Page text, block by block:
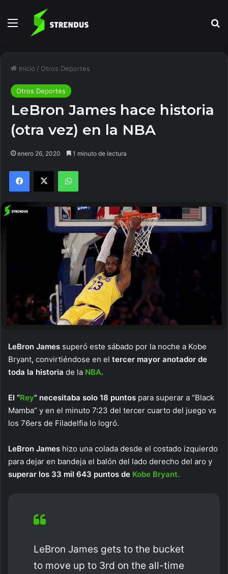
Menú
Inicio / Otros Deportes
Otros Deportes
LeBron James hace historia
(otra vez) en la NBA
enero 26, 2020 1 minuto de lectura
Facebook
X WhatsApp
LeBron James superó este sábado por la noche a Kobe
Bryant, convirtiéndose en el tercer mayor anotador de
toda la historia de la NBA.
El “Rey” necesitaba solo 18 puntos para superar a “Black
Mamba” y en el minuto 7:23 del tercer cuarto del juego vs
los 76ers de Filadelfia lo logró.
LeBron James hizo una colada desde el costado izquierdo
para dejar en bandeja el balón del lado derecho del aro y
superar los 33 mil 643 puntos de Kobe Bryant.
LeBron James gets to the bucket
to move up to 3rd on the all-time